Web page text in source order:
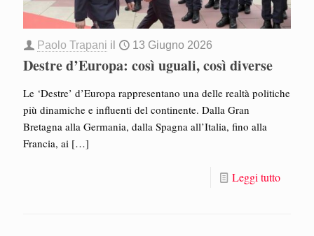
Paolo Trapani il 13 Giugno 2026
Destre d’Europa: così uguali, così diverse
Le ‘Destre’ d’Europa rappresentano una delle realtà politiche
più dinamiche e influenti del continente. Dalla Gran
Bretagna alla Germania, dalla Spagna all’Italia, fino alla
Francia, ai […]
Leggi tutto